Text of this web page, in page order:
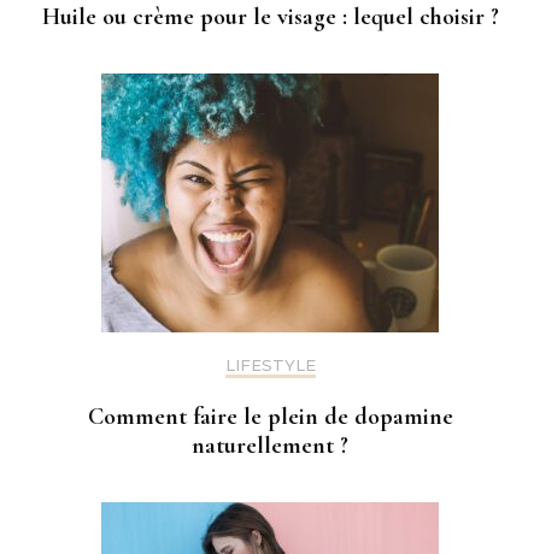
Huile ou crème pour le visage : lequel choisir ?
LIFESTYLE
Comment faire le plein de dopamine
naturellement ?